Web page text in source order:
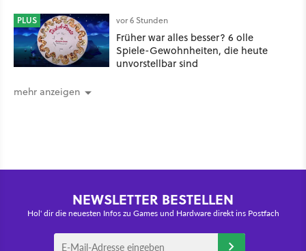
PLUS vor 6 Stunden
Früher war alles besser? 6 olle
Spiele-Gewohnheiten, die heute
unvorstellbar sind
mehr anzeigen
NEWSLETTER BESTELLEN
Hol' dir die neuesten Infos zu Games und Hardware direkt ins Postfach